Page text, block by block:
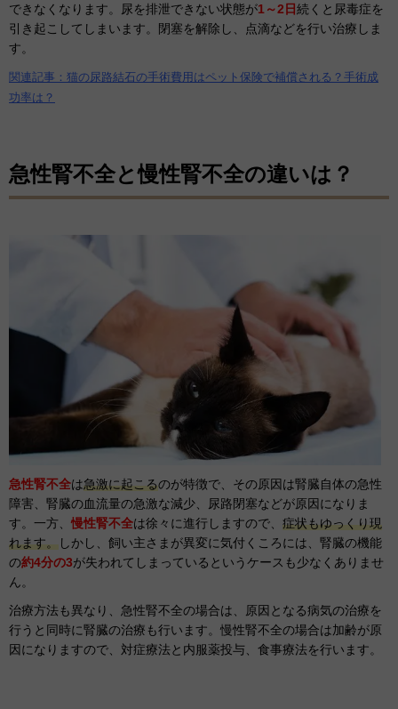
できなくなります。
尿を排泄できない状態が1～2日続くと尿毒症を
引き起こしてしまいます。閉塞を解除し、点滴などを行い治療しま
す。
関連記事：猫の尿路結石の手術費用はペット保険で補償される？手術成
功率は？
急性腎不全と慢性腎不全の違いは？
急性腎不全は急激に起こるのが特徴で、その原因は腎臓自体の急性
障害、腎臓の血流量の急激な減少、尿路閉塞などが原因になりま
す。一方、 慢性腎不全は徐々に進行しますので、 症状もゆっくり現
れます。しかし、飼い主さまが異変に気付くころには、腎臓の機能
の約4分の3が失われてしまっているというケースも少なくありませ
ん。
治療方法も異なり、急性腎不全の場合は、原因となる病気の治療を
行うと同時に腎臓の治療も行います。慢性腎不全の場合は加齢が原
因になりますので、対症療法と内服薬投与、食事療法を行います。